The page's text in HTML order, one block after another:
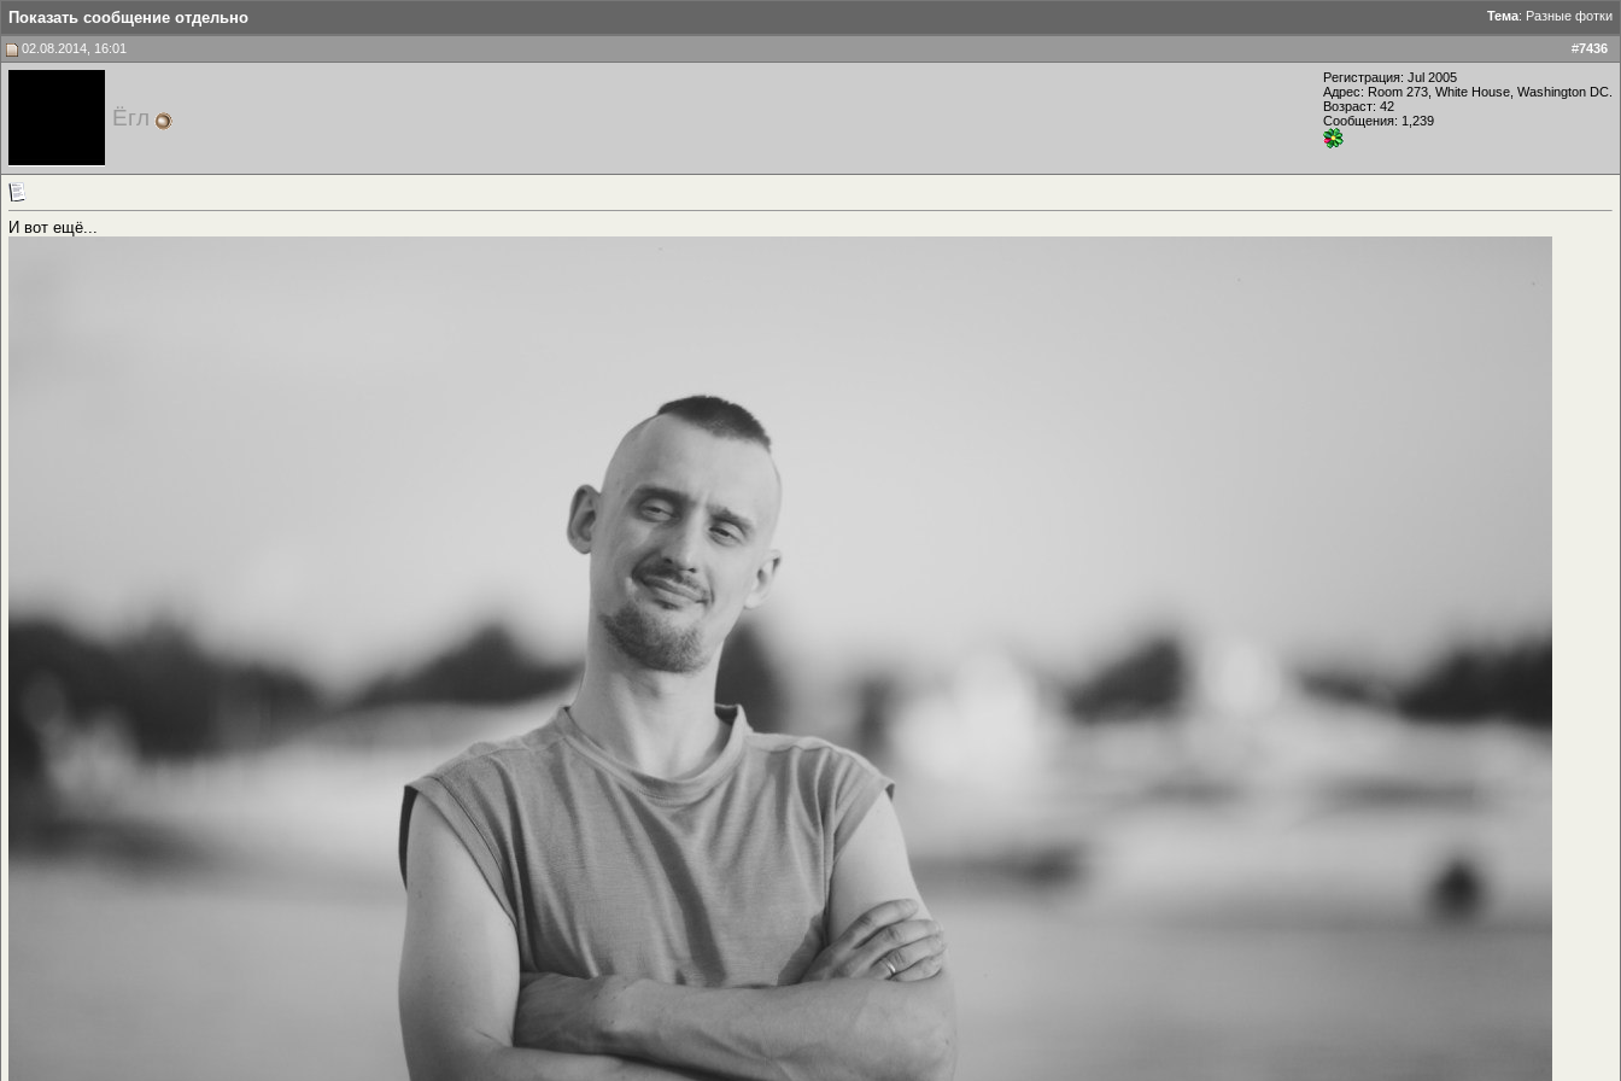
Тема: Разные фотки
Показать сообщение отдельно
#7436
02.08.2014, 16:01
Ёгл
Регистрация: Jul 2005
Адрес: Room 273, White House, Washington DC.
Возраст: 42
Сообщения: 1,239
И вот ещё...